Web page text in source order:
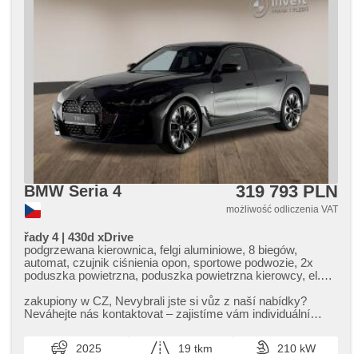
BMW Seria 4 319 793 PLN
możliwość odliczenia VAT
řady 4 | 430d xDrive
podgrzewana kierownica, felgi aluminiowe, 8 biegów,
automat, czujnik ciśnienia opon, sportowe podwozie, 2x
poduszka powietrzna, poduszka powietrzna kierowcy, el.
składane lusterka, vyhřívané trysky ostřikovačů čelního
skla, podgrzewane lusterka, paměť nastavení sedadla
siedzeń, fotele regulowane, podgrzewane fotele, ambientní
zakupiony w CZ,​ Nevybrali jste si vůz z naší nabídky?
Neváhejte nás kontaktovat – zajistíme vám individuální
2025 19 tkm
210 kW